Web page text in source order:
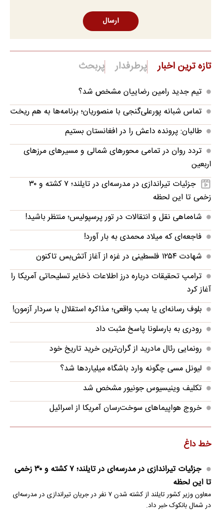
ارسال
تازه ترین اخبار پرطرفدار پربحث
تیم جدید رامین رضاییان مشخص شد؟
تماس شبانه پورعلی‌گنجی با منصوریان؛ برنامه‌ها به هم ریخت
طالبان: پرونده داعش را در افغانستان بستیم
تردد روان در تمامی محورهای شمالی و مسیرهای مرزهای
اربعین
جزئیات تیراندازی در مدرسه‌ای در تایلند؛ ۷ کشته و ۳۰
زخمی تا این لحظه
شاه‌ماهی نقل و انتقالات در تور پرسپولیس؛ منتظر باشید!
فاجعه‌ای که میلاد محمدی به بار آورد!
شهادت ۱۲۵۴ فلسطینی در غزه از آغاز آتش‌بس تاکنون
ترامپ تحقیقات درباره درز اطلاعات ذخایر تسلیحاتی آمریکا را
آغاز کرد
بلوف رسانه‌ای یا بمب واقعی؛ مذاکره استقلال با سردار آزمون!
رودری به بارسلونا پاسخ مثبت داد
رونمایی رئال مادرید از گران‌ترین خرید تاریخ خود
لیونل مسی چگونه وارد باشگاه میلیاردها شد؟
تکلیف وینیسیوس جونیور مشخص شد
خروج هواپیماهای سوخت‌رسان آمریکا از اسرائیل
خط داغ
جزئیات تیراندازی در مدرسه‌ای در تایلند؛ ۷ کشته و ۳۰ زخمی
تا این لحظه
معاون وزیر کشور تایلند از کشته شدن ۷ نفر در جریان تیراندازی در مدرسه‌ای
در شمال بانکوک خبر داد.